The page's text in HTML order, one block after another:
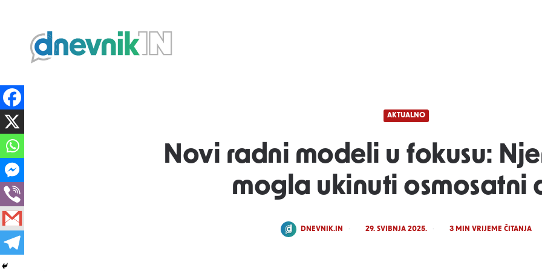
Dnevnik.in
AKTUALNO
Novi radni modeli u fokusu:
mogla ukinuti osmosatni
POSTED
DNEVNIK.IN 29. SVIBNJA 2025. 3 MIN VRIJEME ČITANJA